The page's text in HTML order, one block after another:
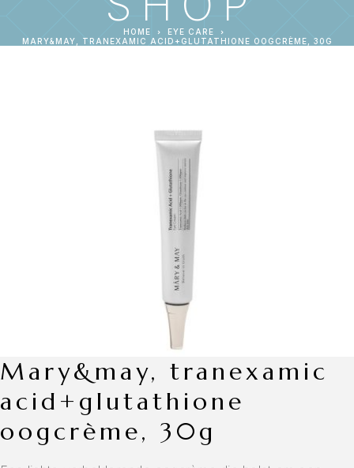
HOME
EYE CARE
MARY&MAY, TRANEXAMIC ACID+GLUTATHIONE OOGCRÈME, 30G
mary&may, tranexamic
acid+glutathione
oogcrème, 30g